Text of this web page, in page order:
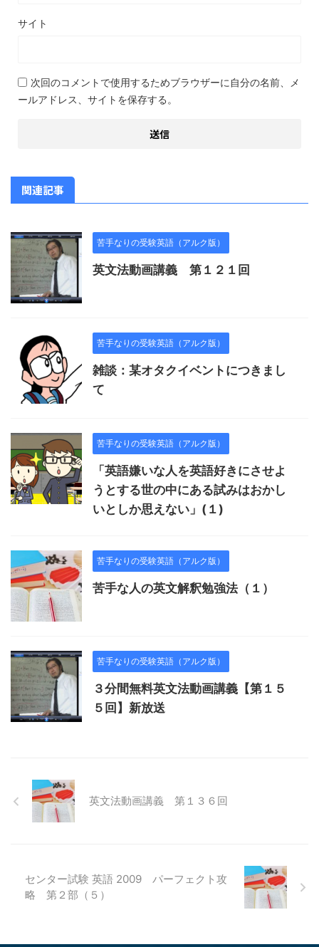
サイト
次回のコメントで使用するためブラウザーに自分の名前、メ
ールアドレス、サイトを保存する。
関連記事
苦手なりの受験英語（アルク版）
英文法動画講義 第１２１回
苦手なりの受験英語（アルク版）
雑談：某オタクイベントにつきまし
て
苦手なりの受験英語（アルク版）
「英語嫌いな人を英語好きにさせよ
うとする世の中にある試みはおかし
いとしか思えない」(１)
苦手なりの受験英語（アルク版）
苦手な人の英文解釈勉強法（１）
苦手なりの受験英語（アルク版）
３分間無料英文法動画講義【第１５
５回】新放送
英文法動画講義 第１３６回
センター試験 英語 2009 パーフェクト攻
略 第２部（５）